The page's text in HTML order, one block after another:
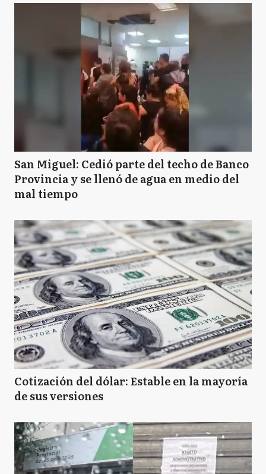
San Miguel: Cedió parte del techo de Banco
Provincia y se llenó de agua en medio del
mal tiempo
Cotización del dólar: Estable en la mayoría
de sus versiones